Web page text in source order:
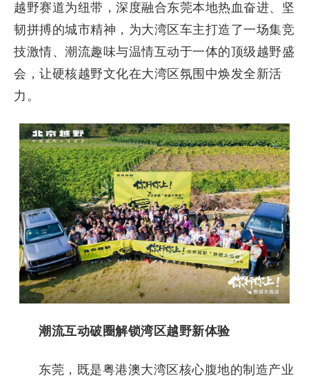
越野赛道为纽带，深度融合东莞本地热血奋进、坚
韧拼搏的城市精神，为大湾区车主打造了一场集竞
技激情、潮流趣味与温情互动于一体的顶级越野盛
会，让硬核越野文化在大湾区氛围中焕发全新活
力。
潮流互动破圈解锁湾区越野新体验
东莞，既是粤港澳大湾区核心腹地的制造产业